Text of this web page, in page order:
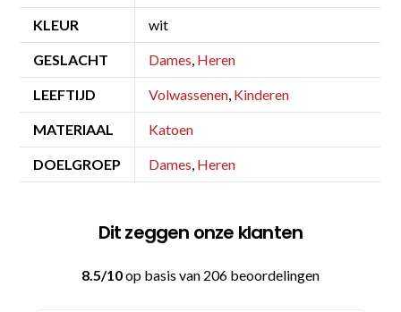
KLEUR wit
GESLACHT Dames, Heren
LEEFTIJD Volwassenen, Kinderen
MATERIAAL Katoen
DOELGROEP Dames, Heren
Dit zeggen onze klanten
8.5/10op basis van 206 beoordelingen